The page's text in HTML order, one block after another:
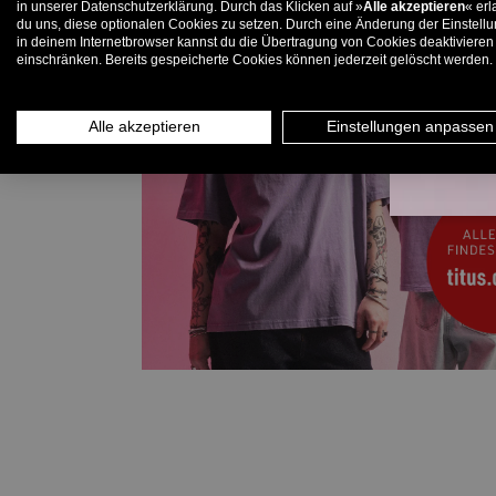
E-
in unserer Datenschutzerklärung. Durch das Klicken auf »Alle akzeptieren«
du uns, diese optionalen Cookies zu setzen. Durch eine Änderung der
in deinem Internetbrowser kannst du die Übertragung von Cookies
einschränken. Bereits gespeicherte Cookies können jederzeit gelöscht werden.
Alle akzeptieren Einstellungen anpassen